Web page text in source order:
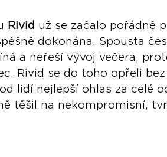
Rivid už se začalo pořádně
dokonána. Spousta
a neřeší vývoj večera,
Rivid se do toho opřeli
lidí nejlepší ohlas za celé
těšil na nekompromisní,